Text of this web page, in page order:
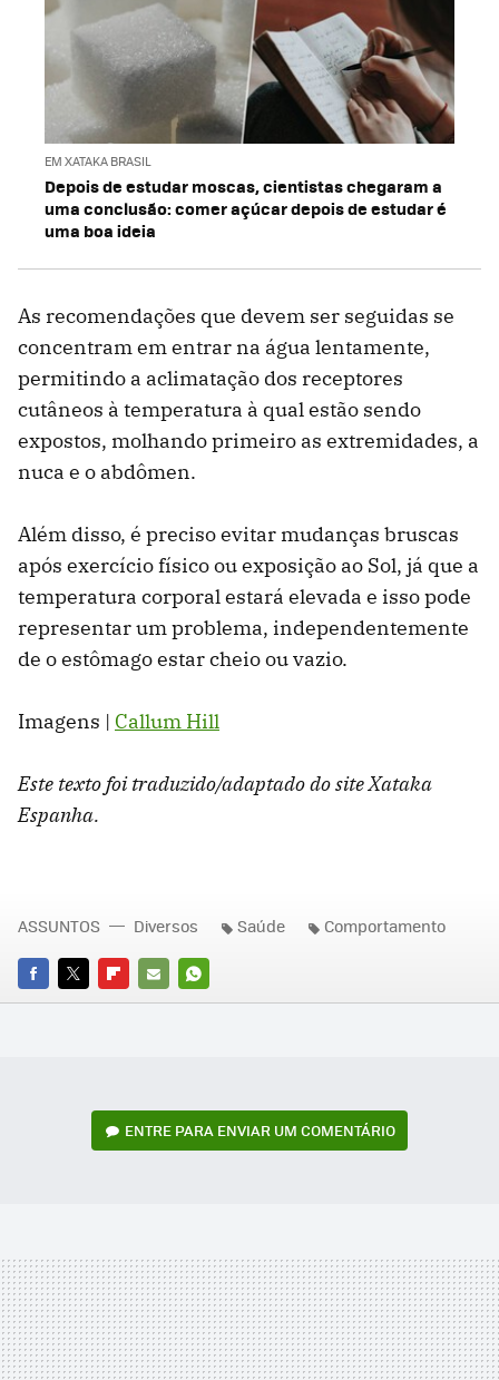
EM XATAKA BRASIL
Depois de estudar moscas, cientistas chegaram a
uma conclusão: comer açúcar depois de estudar é
uma boa ideia
As recomendações que devem ser seguidas se
concentram em entrar na água lentamente,
permitindo a aclimatação dos receptores
cutâneos à temperatura à qual estão sendo
expostos, molhando primeiro as extremidades, a
nuca e o abdômen.
Além disso, é preciso evitar mudanças bruscas
após exercício físico ou exposição ao Sol, já que a
temperatura corporal estará elevada e isso pode
representar um problema, independentemente
de o estômago estar cheio ou vazio.
Imagens | Callum Hill
Este texto foi traduzido/adaptado do site Xataka
Espanha.
FACEBOOK
TWITTERFLIPBOARD
E-
WHATSAPP
ASSUNTOS Diversos Saúde Comportamento
ENTRE PARA ENVIAR UM COMENTÁRIO